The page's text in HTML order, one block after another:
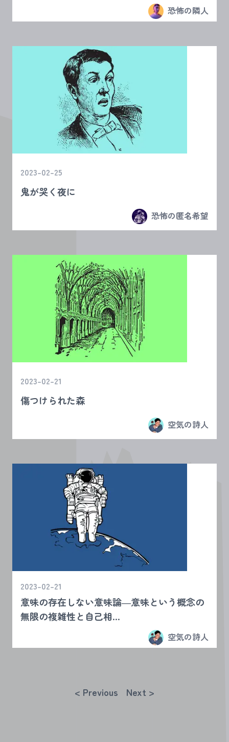
恐怖の隣人
2023-02-25
鬼が哭く夜に
恐怖の匿名希望
2023-02-21
傷つけられた森
空気の詩人
2023-02-21
意味の存在しない意味論―意味という概念の
無限の複雑性と自己相...
空気の詩人
< Previous Next >